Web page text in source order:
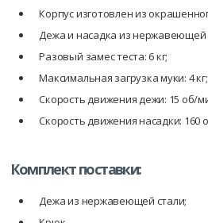
Корпус изготовлен из
Дежа и насадка из нержавеющей
Разовый замес теста: 6 кг;
Максимальная загрузка муки: 4 кг;
Скорость движения дежи: 15 об/
Скорость движения насадки: 160
Комплект поставки:
Дежа из нержавеющей стали;